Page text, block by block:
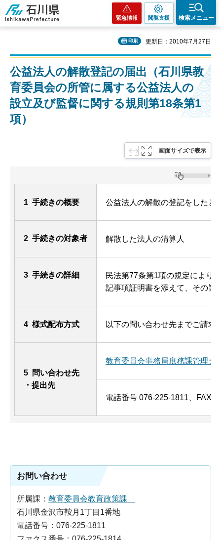
石川県
緊急情報 閲覧支援 検索メニュー
印刷 更新日：2010年7月27日
公益法人の解散登記の届出（石川県教
育委員会の所管に属する公益法人の
設立及び監督に関する規則第18条第1
項）
画面サイズで表示
1 手続きの概要 公益法人の解散の登記をしたと
2 手続きの対象者 解散した法人の清算人
3 手続きの詳細
民法第77条第1項の規定により
記事項証明書を添えて、その旨
4 様式配布方式 以下の問い合わせ先までご請求
5 問い合わせ先
・提出先
教育委員会事務局庶務課管理グ
電話番号 076-225-1811、FAX
お問い合わせ
所属課： 教育委員会教育政策課
石川県金沢市鞍月1丁目1番地
電話番号：076-225-1811